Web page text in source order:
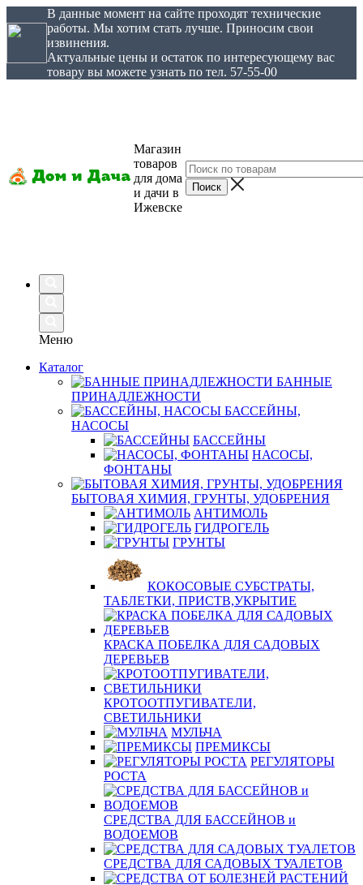
В данные момент на сайте проходят технические
работы. Мы хотим стать лучше. Приносим свои
извинения.
Актуальные цены и остаток по интересующему вас
товару вы можете узнать по тел. 57-55-00
Магазин
товаров
для дома
и дачи в
Ижевске
Меню
Каталог
БАННЫЕ
ПРИНАДЛЕЖНОСТИ
БАССЕЙНЫ,
НАСОСЫ
БАССЕЙНЫ
НАСОСЫ,
ФОНТАНЫ
БЫТОВАЯ ХИМИЯ, ГРУНТЫ, УДОБРЕНИЯ
АНТИМОЛЬ
ГИДРОГЕЛЬ
ГРУНТЫ
КОКОСОВЫЕ СУБСТРАТЫ,
ТАБЛЕТКИ, ПРИСТВ,УКРЫТИЕ
КРАСКА ПОБЕЛКА ДЛЯ САДОВЫХ
ДЕРЕВЬЕВ
КРОТООТПУГИВАТЕЛИ,
СВЕТИЛЬНИКИ
МУЛЬЧА
ПРЕМИКСЫ
РЕГУЛЯТОРЫ
РОСТА
СРЕДСТВА ДЛЯ БАССЕЙНОВ и
ВОДОЕМОВ
СРЕДСТВА ДЛЯ САДОВЫХ ТУАЛЕТОВ